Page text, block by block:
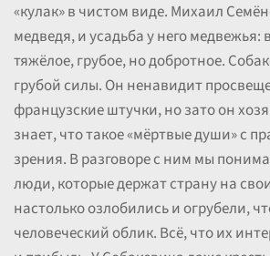
«кулак» в чистом виде. Михаил
медведя, и усадьба у него медвежья:
тяжёлое, грубое, но добротное.
грубой силы. Он ненавидит
французские штучки, но зато он
знает, что такое «мёртвые души» с
зрения. В разговоре с ним мы
люди, которые держат страну на
настолько озлобились и огрубели,
человеческий облик. Всё, что их